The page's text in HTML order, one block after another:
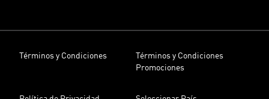
Términos y Condiciones
Términos y Condiciones
Promociones